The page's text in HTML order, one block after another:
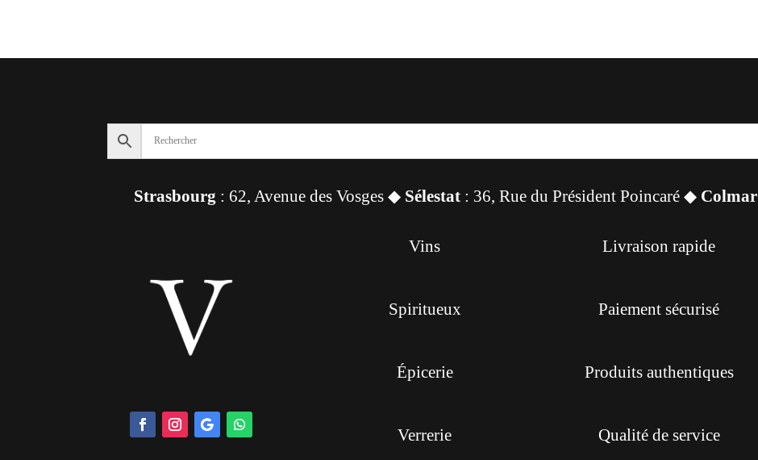
Strasbourg : 62, Avenue des Vosges ◆ Sélestat : 36, Rue du Président Poincaré ◆ Colmar
Vins
Spiritueux
Épicerie
Verrerie
Livraison rapide
Paiement sécurisé
Produits authentiques
Qualité de service